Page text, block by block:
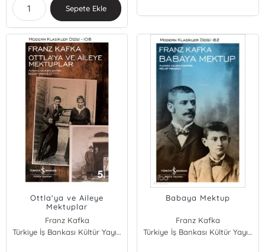
Sepete Ekle
Ottla'ya ve Aileye
Mektuplar
Franz Kafka
Türkiye İş Bankası Kültür Yayınları
Babaya Mektup
Franz Kafka
Türkiye İş Bankası Kültür Yayınları